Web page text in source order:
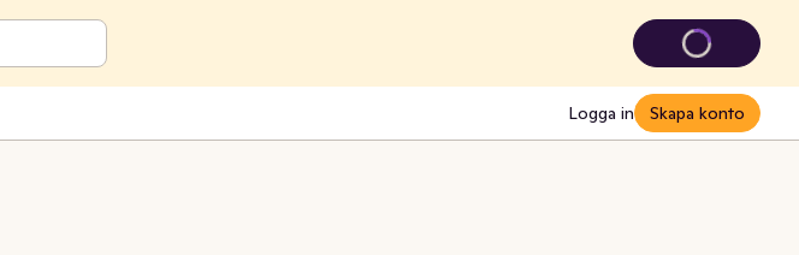
Logga in Skapa konto